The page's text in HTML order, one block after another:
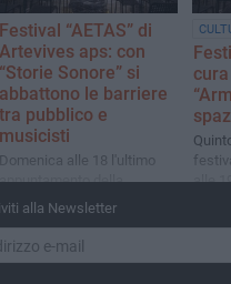
Festival “AETAS” di
Artevives aps: con
“Storie Sonore” si
abbattono le barriere
tra pubblico e
musicisti
Domenica alle 18 l'ultimo
appuntamento della
rassegna a Palazzo Vives
alle
alla Newsletter